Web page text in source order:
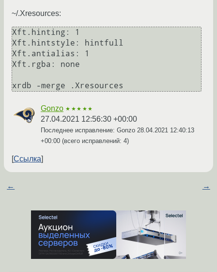
~/.Xresources:
Xft.hinting: 1
Xft.hintstyle: hintfull
Xft.antialias: 1
Xft.rgba: none
xrdb -merge .Xresources
Gonzo ★★★★★
27.04.2021 12:56:30 +00:00
Последнее исправление: Gonzo 28.04.2021 12:40:13
+00:00 (всего исправлений: 4)
Ссылка
← →